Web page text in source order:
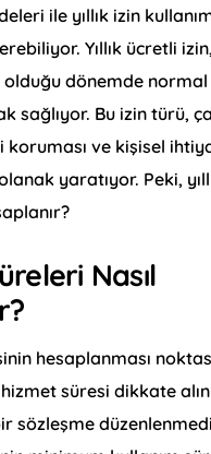
ile yıllık izin
Yıllık ücretli izin,
olduğu dönemde
sağlıyor. Bu izin türü,
ve kişisel
yaratıyor. Peki,
Nasıl
hesaplanması
süresi dikkate
sözleşme